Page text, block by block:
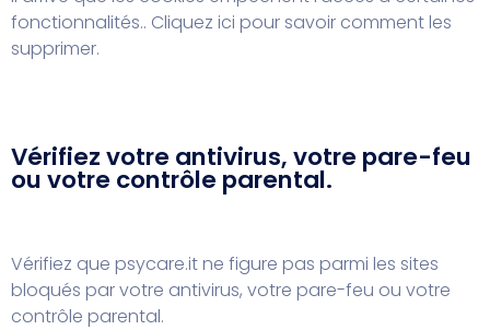
fonctionnalités.. Cliquez ici pour savoir comment les
supprimer.
Vérifiez votre antivirus, votre pare-feu
ou votre contrôle parental.
Vérifiez que psycare.it ne figure pas parmi les sites
bloqués par votre antivirus, votre pare-feu ou votre
contrôle parental.